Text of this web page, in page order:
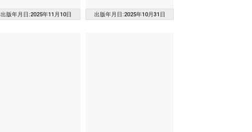
出版年月日:2025年11月10日 出版年月日:2025年10月31日